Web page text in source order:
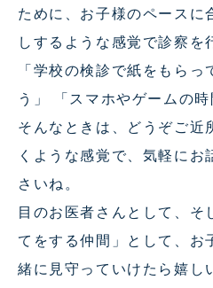
ために、お子様のペースに
しするような感覚で診察を
「学校の検診で紙をもらっ
う」 「スマホやゲームの時
そんなときは、どうぞご近
くような感覚で、気軽にお
さいね。
目のお医者さんとして、そ
てをする仲間」として、お
緒に見守っていけたら嬉し